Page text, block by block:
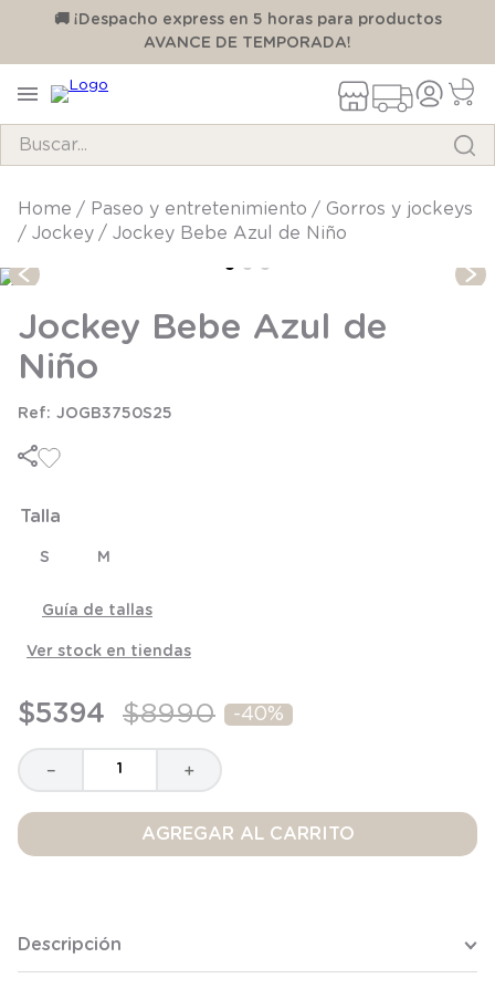
🚚 ¡Despacho express en 5 horas para productos
AVANCE DE TEMPORADA!
paseo y entretenimiento
gorros y jockeys
jockey
Jockey Bebe Azul de Niño
Jockey Bebe Azul de
Niño
JOGB3750S25
Talla
S M
Guía de tallas
Ver stock en tiendas
$5394 $8990 -40%
＋
－
AGREGAR AL CARRITO
Descripción
TÉRMINOS MÁS BUSCADOS
1.
pijama
3.
zapatillas
4 .
body
8.
9.
saco dormir